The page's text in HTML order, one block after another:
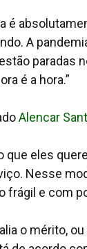
é
A
paradas
é a hora.”
Alencar
que eles
Nesse
frágil e com
o mérito,